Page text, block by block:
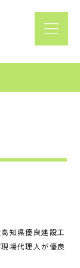
知県優良建設工
場代理人が優良